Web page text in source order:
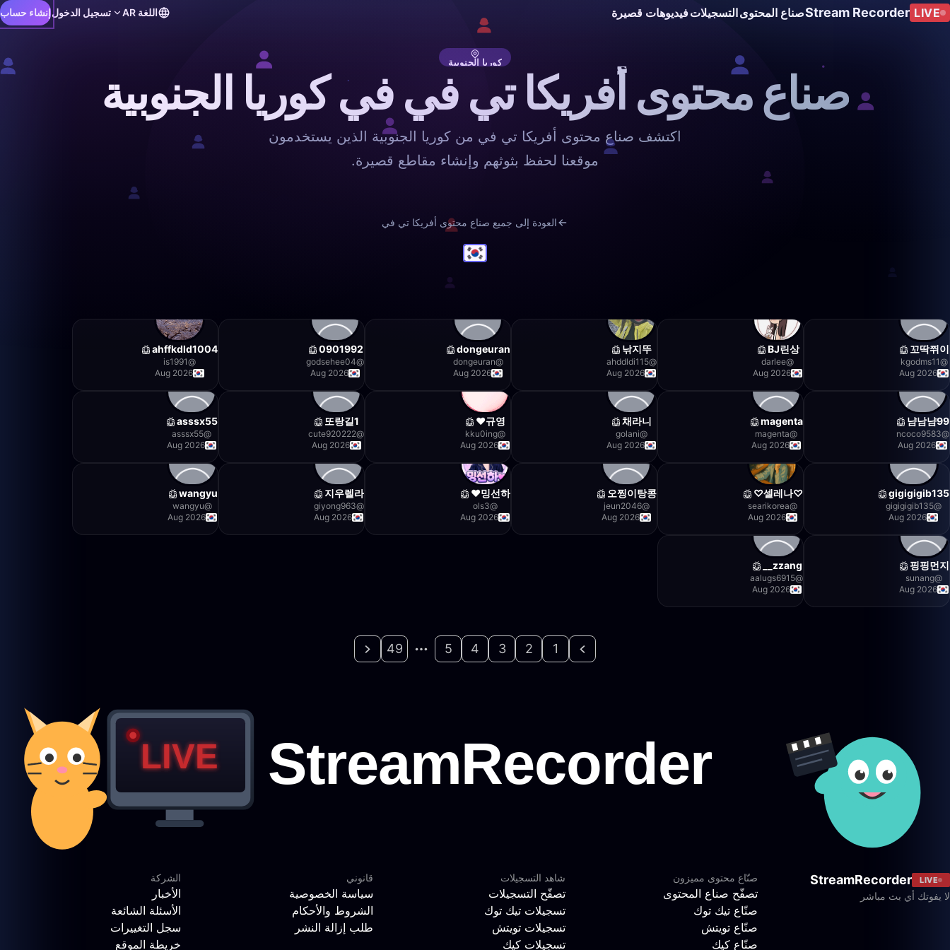
LIVE
Stream Recorderصناع المحتوىالتسجيلاتفيديوهات قصيرة اللغة AR تسجيل الدخولإنشاء حساب
كوريا الجنوبية
صناع محتوى أفريكا تي في في كوريا الجنوبية
اكتشف صناع محتوى أفريكا تي في من كوريا الجنوبية الذين يستخدمون
موقعنا لحفظ بثوثهم وإنشاء مقاطع قصيرة.
العودة إلى جميع صناع محتوى أفريكا تي في
꼬딱쮜이
@
kgodms11
Aug 2026
BJ린상
@
darlee
Aug 2026
낚지뚜
@
ahddldi115
Aug 2026
dongeuran
@
dongeuran
Aug 2026
0901992
@
godsehee04
Aug 2026
ahffkdld1004
@
is1991
Aug 2026
냠남냠99
@
ncoco9583
Aug 2026
magenta
@
magenta
Aug 2026
채라니
@
golani
Aug 2026
규영♥
@
kku0ing
Aug 2026
또랑길1
@
cute920222
Aug 2026
asssx55
@
asssx55
Aug 2026
gigigigib135
@
gigigigib135
Aug 2026
♡셀레나♡
@
searikorea
Aug 2026
오찡이탕콩
@
jeun2046
Aug 2026
밍선하♥
@
ols3
Aug 2026
지우렐라
@
giyong963
Aug 2026
wangyu
@
wangyu
Aug 2026
핑핑먼지
@
sunang
Aug 2026
zzang__
@
aalugs6915
Aug 2026
1
2
3
4
5
49
LIVE
StreamRecorder
لا يفوتك أي بث مباشر
صنّاع محتوى مميزون
تصفّح صناع المحتوى
صنّاع تيك توك
صنّاع تويتش
صنّاع كيك
شاهد التسجيلات
تصفّح التسجيلات
تسجيلات تيك توك
تسجيلات تويتش
تسجيلات كيك
قانوني
سياسة الخصوصية
الشروط والأحكام
طلب إزالة النشر
الشركة
الأخبار
الأسئلة الشائعة
سجل التغييرات
خريطة الموقع